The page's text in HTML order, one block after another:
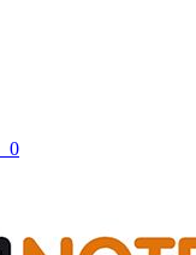
0